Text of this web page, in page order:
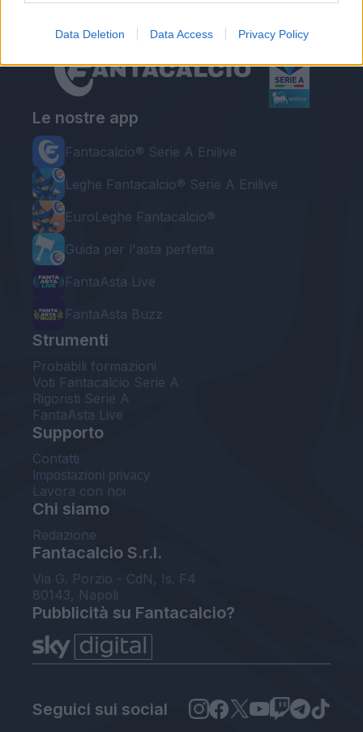
Data Deletion Data Access Privacy Policy
Le nostre app
Fantacalcio® Serie A Enilive
Leghe Fantacalcio® Serie A Enilive
EuroLeghe Fantacalcio®
Guida per l'asta perfetta
FantaAsta Live
FantaAsta Buzz
Strumenti
Probabili formazioni
Voti Fantacalcio Serie A
Rigoristi Serie A
FantaAsta Live
Supporto
Contatti
Impostazioni privacy
Lavora con noi
Chi siamo
Redazione
Fantacalcio S.r.l.
Via G. Porzio - CdN, Is. F4
80143, Napoli
Pubblicità su Fantacalcio?
Seguici sui social